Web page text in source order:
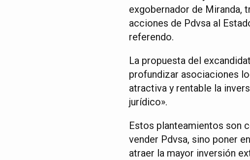
exgobernador de Miranda,
acciones de Pdvsa al
referendo.
La propuesta del
profundizar asociaciones
atractiva y rentable la
jurídico».
Estos planteamientos son
vender Pdvsa, sino poner
atraer la mayor inversión